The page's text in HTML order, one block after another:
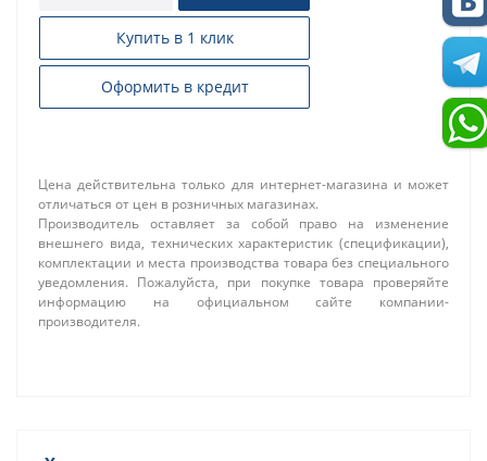
Купить в 1 клик
Оформить в кредит
Цена действительна только для интернет-магазина и может
отличаться от цен в розничных магазинах.
Производитель оставляет за собой право на изменение
внешнего вида, технических характеристик (спецификации),
комплектации и места производства товара без специального
уведомления. Пожалуйста, при покупке товара проверяйте
информацию на официальном сайте компании-
производителя.